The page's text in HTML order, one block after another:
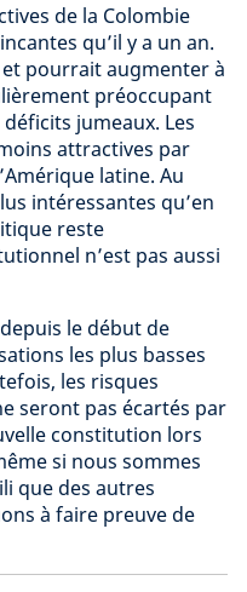
de la Colombie
qu’il y a un an.
et pourrait augmenter à
préoccupant
jumeaux. Les
attractives par
latine. Au
intéressantes qu’en
reste
n’est pas aussi
le début de
les plus basses
les risques
seront pas écartés par
constitution lors
si nous sommes
que des autres
à faire preuve de